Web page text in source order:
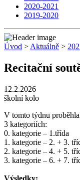
2020-2021
2019-2020
Úvod > Aktuálně >
Recitační
12.2.2026
školní kolo
V tomto týdnu
3 kategoriích:
0. kategorie – 1.třída
1. kategorie – 2. + 3.
2. kategorie – 4. + 5.
3. kategorie – 6. + 7.
Výsledky: